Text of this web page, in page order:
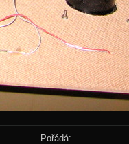
Pořádá: